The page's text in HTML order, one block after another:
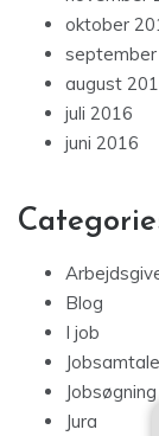
oktober
august
juli 2016
juni 2016
Blog
I job
Jobsamtale
Jobsøgning
Jura